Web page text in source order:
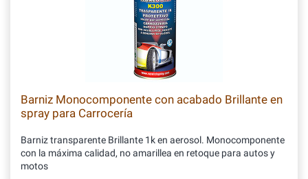
Barniz Monocomponente con acabado Brillante en
spray para Carrocería
Barniz transparente Brillante 1k en aerosol. Monocomponente
con la máxima calidad, no amarillea en retoque para autos y
motos